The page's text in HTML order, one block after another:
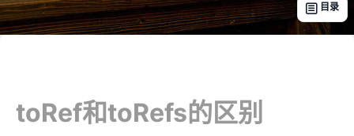
 目录
toRef和toRefs的区别